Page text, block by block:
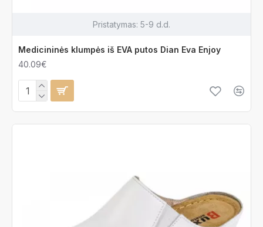
Pristatymas: 5-9 d.d.
Medicininės klumpės iš EVA putos Dian Eva Enjoy
40.09€